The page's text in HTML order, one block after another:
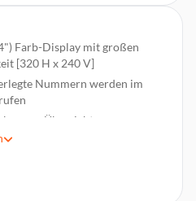
Farb-Display mit großen
[320 H x 240 V]
Nummern werden im
Übersicht
LED als
so dass ein